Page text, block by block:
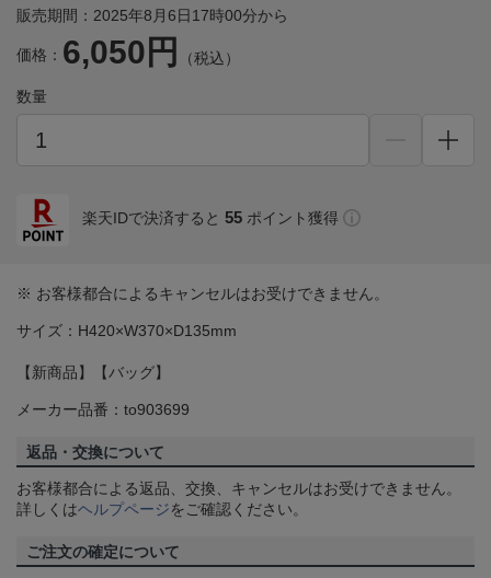
販売期間：2025年8月6日17時00分から
価格： 6,050円 （税込）
数量
楽天IDで決済すると 55 ポイント獲得
※ お客様都合によるキャンセルはお受けできません。
サイズ：H420×W370×D135mm
【新商品】【バッグ】
メーカー品番：to903699
返品・交換について
お客様都合による返品、交換、キャンセルはお受けできません。
詳しくはヘルプページをご確認ください。
ご注文の確定について